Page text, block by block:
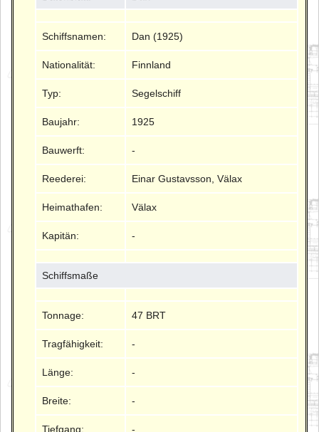
Schiffsnamen: Dan (1925)
Nationalität: Finnland
Typ: Segelschiff
Baujahr: 1925
Bauwerft: -
Reederei: Einar Gustavsson, Välax
Heimathafen: Välax
Kapitän: -
Schiffsmaße
Tonnage: 47 BRT
Tragfähigkeit: -
Länge: -
Breite: -
Tiefgang: -